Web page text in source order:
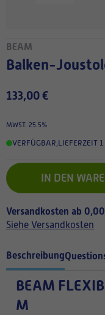
BEAM
Balken-
133,00 €
MWST. 25.5%
VERFÜGBAR LIEFERZEIT
IN DEN
Versandkosten ab
Siehe Versandkosten
Beschreibung
BEAM
M